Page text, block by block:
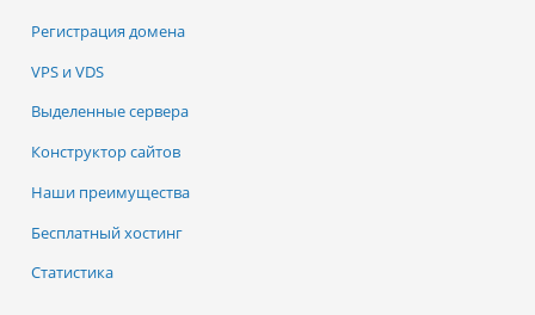
Регистрация домена
VPS и VDS
Выделенные сервера
Конструктор сайтов
Наши преимущества
Бесплатный хостинг
Статистика